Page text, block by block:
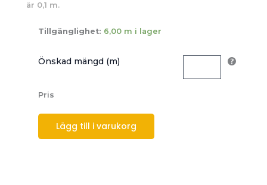
är 0,1 m.
Tillgänglighet: 6,00 m i lager
Önskad mängd (m)
Pris
Lägg till i varukorg